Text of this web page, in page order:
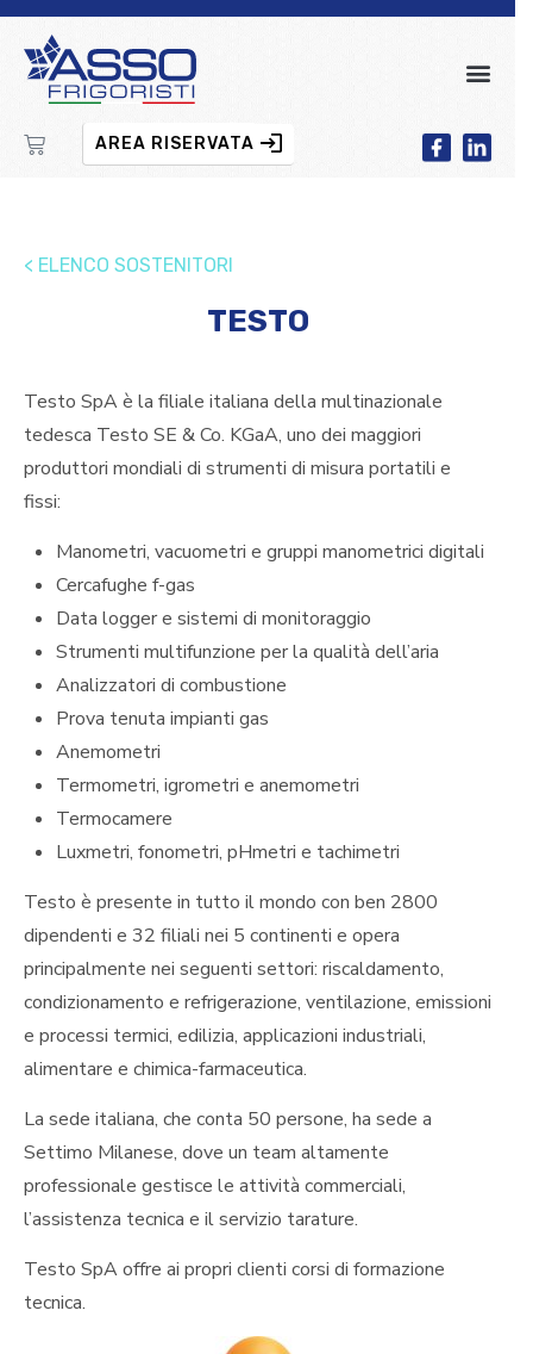
AREA RISERVATA
< ELENCO SOSTENITORI
TESTO
Testo SpA è la filiale italiana della multinazionale
tedesca Testo SE & Co. KGaA, uno dei maggiori
produttori mondiali di strumenti di misura portatili e
fissi:
Manometri, vacuometri e gruppi manometrici digitali
Cercafughe f-gas
Data logger e sistemi di monitoraggio
Strumenti multifunzione per la qualità dell’aria
Analizzatori di combustione
Prova tenuta impianti gas
Anemometri
Termometri, igrometri e anemometri
Termocamere
Luxmetri, fonometri, pHmetri e tachimetri
Testo è presente in tutto il mondo con ben 2800
dipendenti e 32 filiali nei 5 continenti e opera
principalmente nei seguenti settori: riscaldamento,
condizionamento e refrigerazione, ventilazione, emissioni
e processi termici, edilizia, applicazioni industriali,
alimentare e chimica-farmaceutica.
La sede italiana, che conta 50 persone, ha sede a
Settimo Milanese, dove un team altamente
professionale gestisce le attività commerciali,
l’assistenza tecnica e il servizio tarature.
Testo SpA offre ai propri clienti corsi di formazione
tecnica.